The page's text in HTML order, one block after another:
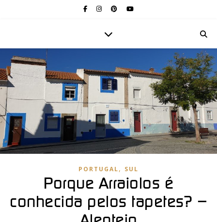
PORTUGAL, SUL
Porque Arraiolos é
conhecida pelos tapetes? –